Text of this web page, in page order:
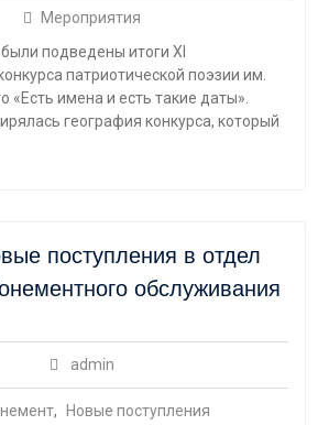
Мероприятия
подведены итоги XI
патриотической поэзии им.
«Есть имена и есть такие даты».
география конкурса, который
поступления в отдел
обслуживания
admin
,
Новые поступления